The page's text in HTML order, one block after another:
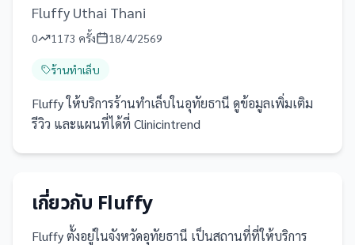
Fluffy Uthai Thani
0 1173 ครั้ง 18/4/2569
ร้านทำเล็บ
Fluffy ให้บริการร้านทำเล็บในอุทัยธานี ดูข้อมูลเพิ่มเติม
รีวิว และแผนที่ได้ที่ Clinicintrend
เกี่ยวกับ Fluffy
Fluffyตั้งอยู่ในจังหวัดอุทัยธานี เป็นสถานที่ที่ให้บริการ